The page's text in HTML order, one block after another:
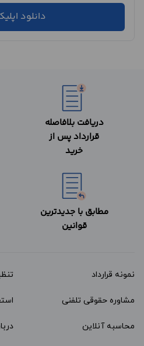
دانلود
دریافت بلافاصله
قرارداد پس از
خرید
مطابق با جدیدترین
قوانین
نمونه قرارداد‌
مشاوره حقوقی تلفنی
محاسبه آنلاین